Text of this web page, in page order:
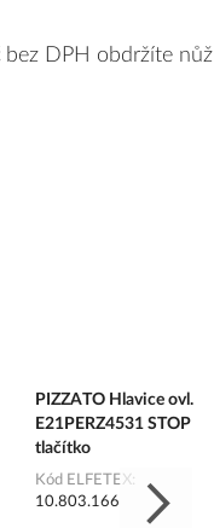
bez DPH obdržíte nůž
PIZZATO Hlavice ovl.
E21PERZ4531 STOP
tlačítko
Kód ELFETEX
10.803.166